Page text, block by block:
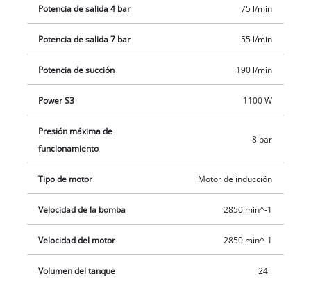
fiable para muchos proyectos.
Potencia de salida 4 bar 75 l/min
Potencia de salida 7 bar 55 l/min
Potencia de succión 190 l/min
Power S3 1100 W
Presión máxima de
funcionamiento
8 bar
Tipo de motor Motor de inducción
Velocidad de la bomba 2850 min^-1
Velocidad del motor 2850 min^-1
Volumen del tanque 24 l